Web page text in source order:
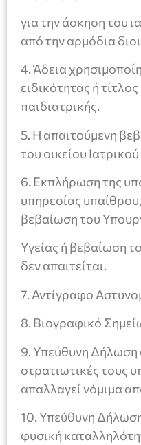
για την άσκηση του
από την αρμόδια
4. Άδεια
ειδικότητας ή
παιδιατρικής.
5. Η απαιτούμενη
του οικείου
6. Εκπλήρωση της
υπηρεσίας
βεβαίωση του
Υγείας ή βεβαίωση
δεν απαιτείται.
7. Αντίγραφο
8. Βιογραφικό
9. Υπεύθυνη Δήλωση
στρατιωτικές τους
απαλλαγεί νόμιμα
10. Υπεύθυνη
φυσική